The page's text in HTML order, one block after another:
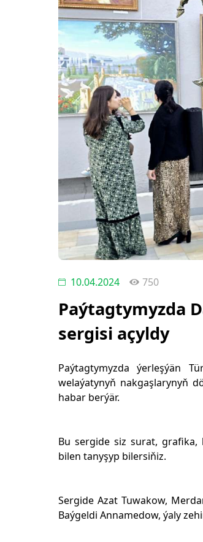
10.04.2024 750
Paýtagtymyzda
sergisi açyldy
Paýtagtymyzda ýerleşýän
welaýatynyň nakgaşlarynyň
habar berýär.
Bu sergide siz surat,
bilen tanyşyp bilersiňiz.
Sergide Azat Tuwakow,
Baýgeldi Annamedow, ýaly